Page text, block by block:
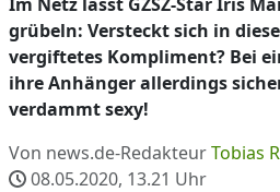
grübeln: Versteckt sich in
vergiftetes Kompliment? Bei
ihre Anhänger allerdings
verdammt sexy!
Von news.de-RedakteurTobias
08.05.2020, 13.21 Uhr